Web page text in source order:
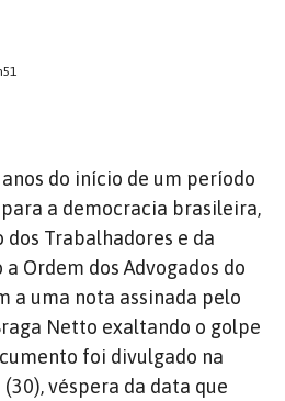
do início de um período
a democracia brasileira,
Trabalhadores e da
Ordem dos Advogados do
a uma nota assinada pelo
Netto exaltando o golpe
foi divulgado na
véspera da data que